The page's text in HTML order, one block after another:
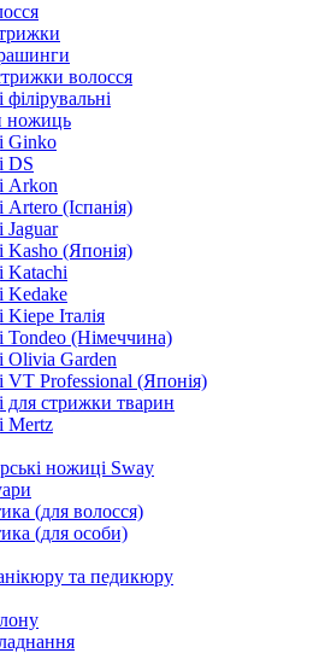
волосся
ножиць
Ginko
DS
Arkon
(Іспанія)
Kasho (Японія)
Katachi
Kedake
Італія
Tondeo (Німеччина)
Olivia Garden
Professional (Японія)
стрижки тварин
Mertz
ножиці Sway
(для волосся)
(для особи)
та педикюру